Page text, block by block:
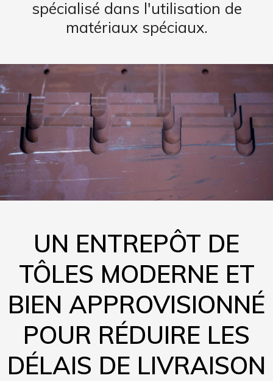
spécialisé dans l'utilisation de
matériaux spéciaux.
UN ENTREPÔT DE
TÔLES MODERNE ET
BIEN APPROVISIONNÉ
POUR RÉDUIRE LES
DÉLAIS DE LIVRAISON